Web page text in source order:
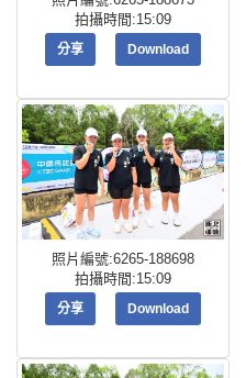
拍攝時間:15:09
分享 Download
照片編號:6265-188698
拍攝時間:15:09
分享 Download